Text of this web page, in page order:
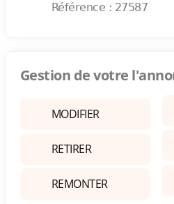
Référence : 27587
Gestion de votre
MODIFIER
RETIRER
REMONTER